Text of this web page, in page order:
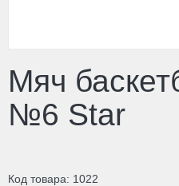
Мяч
№6 Star
Код товара
1022